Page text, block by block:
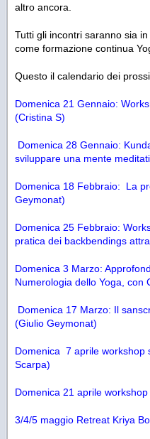
altro ancora.
Tutti gli incontri saranno sia
come formazione continua
Questo il calendario dei
Domenica 21 Gennaio:
(Cristina S)
Domenica 28 Gennaio:
sviluppare una mente
Domenica 18 Febbraio:
La
Geymonat)
Domenica 25 Febbraio:
pratica dei backbendings
Domenica 3 Marzo:
Numerologia dello Yoga, con
Domenica 17 Marzo: Il
(Giulio Geymonat)
Domenica 7 aprile workshop
Scarpa)
Domenica 21 aprile
3/4/5 maggio Retreat Kriya